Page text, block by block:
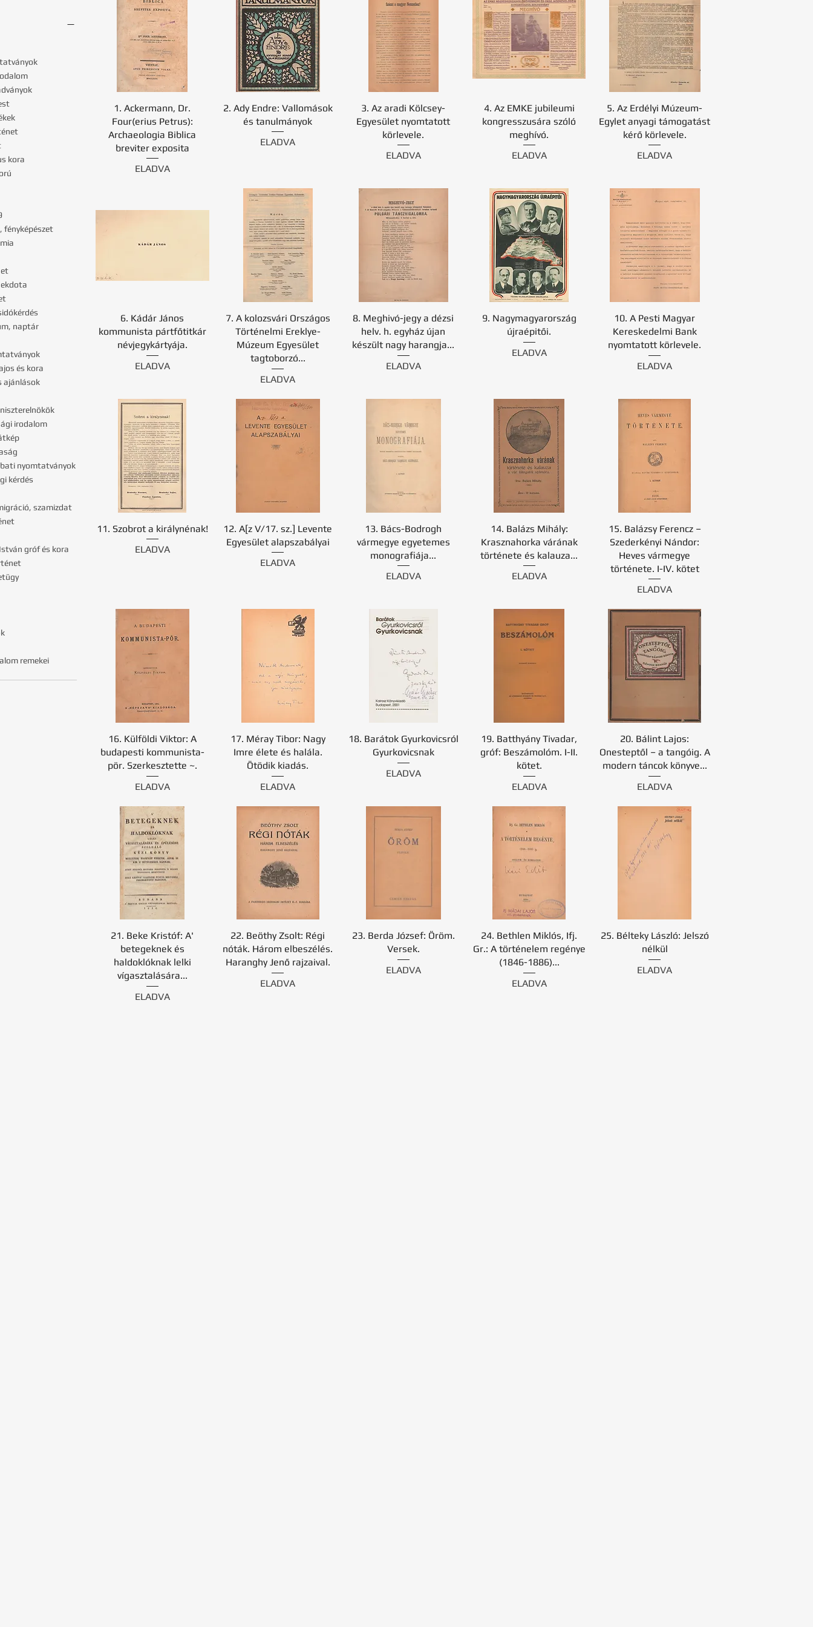
kora
fényképészet
naptár
és kora
ajánlások
irodalom
nyomtatványok
kérdés
szamizdat
gróf és kora
remekei
1. Ackermann, Dr.
Four(erius Petrus):
Archaeologia Biblica
breviter exposita
ELADVA
2. Ady Endre: Vallomások
és tanulmányok
ELADVA
3. Az aradi Kölcsey-
Egyesület nyomtatott
körlevele.
ELADVA
4. Az EMKE jubileumi
kongresszusára szóló
meghívó.
ELADVA
5. Az Erdélyi Múzeum-
Egylet anyagi támogatást
kérő körlevele.
ELADVA
6. Kádár János
kommunista pártfőtitkár
névjegykártyája.
ELADVA
7. A kolozsvári Országos
Történelmi Ereklye-
Múzeum Egyesület
tagtoborzó...
ELADVA
8. Meghivó-jegy a dézsi
helv. h. egyház újan
készült nagy harangja...
ELADVA
9. Nagymagyarország
újraépitői.
ELADVA
10. A Pesti Magyar
Kereskedelmi Bank
nyomtatott körlevele.
ELADVA
11. Szobrot a királynénak!
ELADVA
12. A[z V/17. sz.] Levente
Egyesület alapszabályai
ELADVA
13. Bács-Bodrogh
vármegye egyetemes
monografiája...
ELADVA
14. Balázs Mihály:
Krasznahorka várának
története és kalauza...
ELADVA
15. Balázsy Ferencz –
Szederkényi Nándor:
Heves vármegye
története. I-IV. kötet
ELADVA
16. Külföldi Viktor: A
budapesti kommunista-
pör. Szerkesztette ~.
ELADVA
17. Méray Tibor: Nagy
Imre élete és halála.
Ötödik kiadás.
ELADVA
18. Barátok Gyurkovicsról
Gyurkovicsnak
ELADVA
19. Batthyány Tivadar,
gróf: Beszámolóm. I-II.
kötet.
ELADVA
20. Bálint Lajos:
Onesteptől – a tangóig. A
modern táncok könyve...
ELADVA
21. Beke Kristóf: A'
betegeknek és
haldoklóknak lelki
vígasztalására...
ELADVA
22. Beöthy Zsolt: Régi
nóták. Három elbeszélés.
Haranghy Jenő rajzaival.
ELADVA
23. Berda József: Öröm.
Versek.
ELADVA
24. Bethlen Miklós, Ifj.
Gr.: A történelem regénye
(1846-1886)...
ELADVA
25. Bélteky László: Jelszó
nélkül
ELADVA